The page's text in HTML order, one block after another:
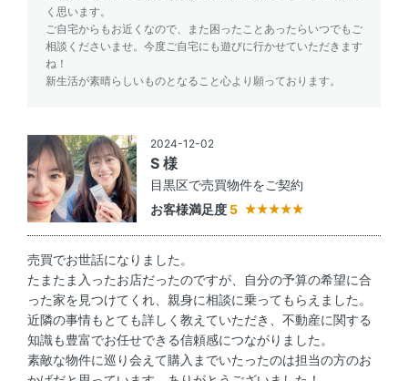
く思います。
ご自宅からもお近くなので、また困ったことあったらいつでもご
相談くださいませ。今度ご自宅にも遊びに行かせていただきます
ね！
新生活が素晴らしいものとなること心より願っております。
2024-12-02
S 様
目黒区で売買物件をご契約
お客様満足度 5
売買でお世話になりました。
たまたま入ったお店だったのですが、自分の予算の希望に合
った家を見つけてくれ、親身に相談に乗ってもらえました。
近隣の事情もとても詳しく教えていただき、不動産に関する
知識も豊富でお任せできる信頼感につながりました。
素敵な物件に巡り会えて購入までいたったのは担当の方のお